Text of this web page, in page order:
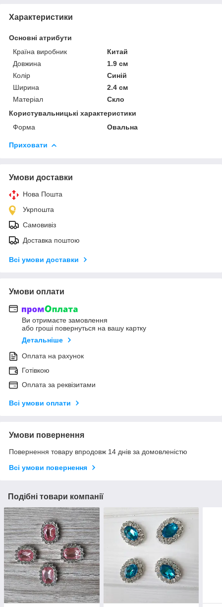
Характеристики
Основні атрибути
Країна виробник
Китай
Довжина
1.9 см
Колір
Синій
Ширина
2.4 см
Матеріал
Скло
Користувальницькі характеристики
Форма
Овальна
Приховати
Умови доставки
Нова Пошта
Укрпошта
Самовивіз
Доставка поштою
Всі умови доставки
Умови оплати
Ви отримаєте замовлення
або гроші повернуться на вашу картку
Детальніше
Оплата на рахунок
Готівкою
Оплата за реквізитами
Всі умови оплати
Умови повернення
Повернення товару впродовж 14 днів за домовленістю
Всі умови повернення
Подібні товари компанії